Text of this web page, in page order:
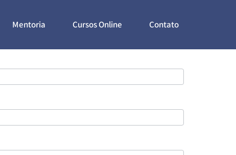
Mentoria Cursos Online Contato